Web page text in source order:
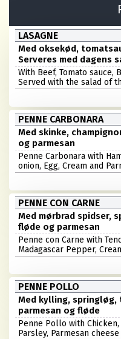
LASAGNE
Med oksekød,
Serveres med dagens
With Beef, Tomato sauce,
Served with the salad of
PENNE CARBONARA
Med skinke,
og parmesan
Penne Carbonara with
onion, Egg, Cream and
PENNE CON CARNE
Med mørbrad spidser,
fløde og parmesan
Penne con Carne with
Madagascar Pepper,
PENNE POLLO
Med kylling,
parmesan og fløde
Penne Pollo with
Parsley, Parmesan